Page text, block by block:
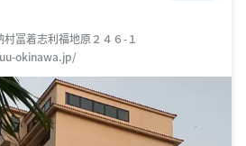
冨着志利福地原２４６-１
okinawa.jp/